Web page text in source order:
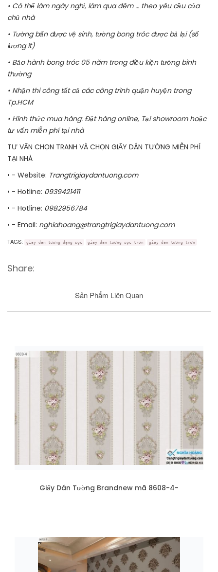
• Có thể làm ngày nghỉ, làm qua đêm … theo yêu cầu của
chủ nhà
• Tường bẩn được vệ sinh, tường bong tróc được bả lại (số
lượng ít)
• Bảo hành bong tróc 05 năm trong điều kiện tường bình
thường
• Nhận thi công tất cả các công trình quận huyện trong
Tp.HCM
• Hình thức mua hàng: Đặt hàng online, Tại showroom hoặc
tư vấn miễn phí tại nhà
TƯ VẤN CHỌN TRANH VÀ CHỌN GIẤY DÁN TƯỜNG MIỄN PHÍ
TẠI NHÀ
• - Website: Trangtrigiaydantuong.com
• - Hotline: 0939421411
• - Hotline: 0982956784
• - Email: nghiahoang@trangtrigiaydantuong.com
TAGS: giấy dán tường dạng sọc giấy dán tường sọc trơn giấy dán tường trơn
Share:
Sản Phẩm Liên Quan
Giấy Dán Tường Brandnew mã 8608-4-